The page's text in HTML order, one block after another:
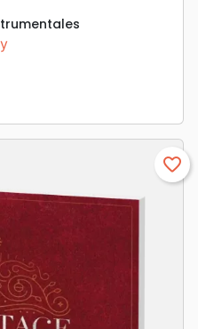
favorite_border